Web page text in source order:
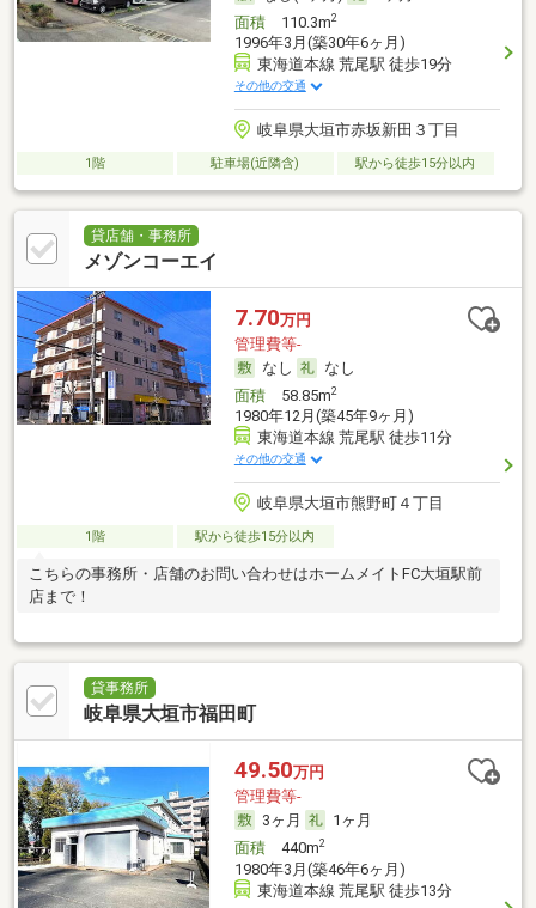
面積110.3m2
1996年3月(築30年6ヶ月)
東海道本線 荒尾駅 徒歩19分
その他の交通
岐阜県大垣市赤坂新田３丁目
1階 駐車場(近隣含) 駅から徒歩15分以内
貸店舗・事務所
メゾンコーエイ
7.70万円
管理費等-
なし
なし
面積58.85m2
1980年12月(築45年9ヶ月)
東海道本線 荒尾駅 徒歩11分
その他の交通
岐阜県大垣市熊野町４丁目
1階 駅から徒歩15分以内
こちらの事務所・店舗のお問い合わせはホームメイトFC大垣駅前
店まで！
貸事務所
岐阜県大垣市福田町
49.50万円
管理費等-
3ヶ月
1ヶ月
面積440m2
1980年3月(築46年6ヶ月)
東海道本線 荒尾駅 徒歩13分